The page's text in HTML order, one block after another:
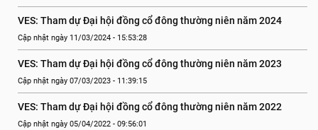
VES: Tham dự Đại hội đồng cổ đông thường niên năm 2024
Cập nhật ngày 11/03/2024 - 15:53:28
VES: Tham dự Đại hội đồng cổ đông thường niên năm 2023
Cập nhật ngày 07/03/2023 - 11:39:15
VES: Tham dự Đại hội đồng cổ đông thường niên năm 2022
Cập nhật ngày 05/04/2022 - 09:56:01